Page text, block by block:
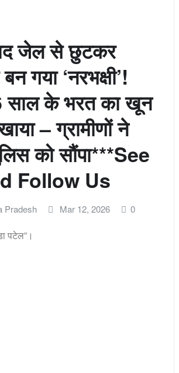
जेल से छुटकर
गया ‘नरभक्षी’!
साल के भरत का खून
– ग्रामीणों ने
को सौंपा***See
Follow Us
Pradesh Mar 12, 2026 0
पटेल”।